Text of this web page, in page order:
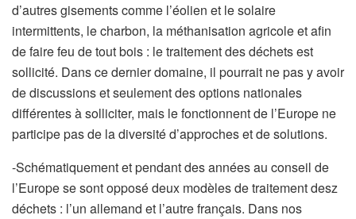
d’autres gisements comme l’éolien et le solaire
intermittents, le charbon, la méthanisation agricole et afin
de faire feu de tout bois : le traitement des déchets est
sollicité. Dans ce dernier domaine, il pourrait ne pas y avoir
de discussions et seulement des options nationales
différentes à solliciter, mais le fonctionnent de l’Europe ne
participe pas de la diversité d’approches et de solutions.
-Schématiquement et pendant des années au conseil de
l’Europe se sont opposé deux modèles de traitement desz
déchets : l’un allemand et l’autre français. Dans nos